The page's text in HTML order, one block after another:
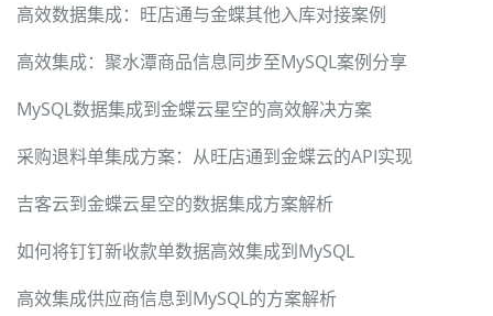
高效数据集成：旺店通与金蝶其他入库对接案例
高效集成：聚水潭商品信息同步至MySQL案例分享
MySQL数据集成到金蝶云星空的高效解决方案
采购退料单集成方案：从旺店通到金蝶云的API实现
吉客云到金蝶云星空的数据集成方案解析
如何将钉钉新收款单数据高效集成到MySQL
高效集成供应商信息到MySQL的方案解析